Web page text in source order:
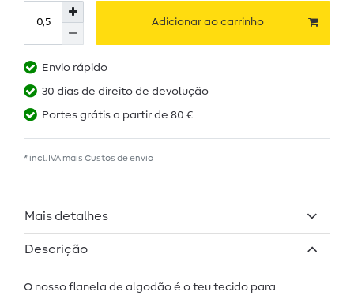
Adicionar ao carrinho
Envio rápido
30 dias de direito de devolução
Portes grátis a partir de 80 €
* incl. IVA mais Custos de envio
Mais detalhes
Descrição
O nosso flanela de algodão é o teu tecido para